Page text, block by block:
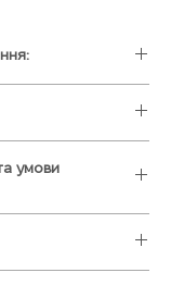
какао-планета
глазур
малиновий
умови
1-2 днів. Щоб